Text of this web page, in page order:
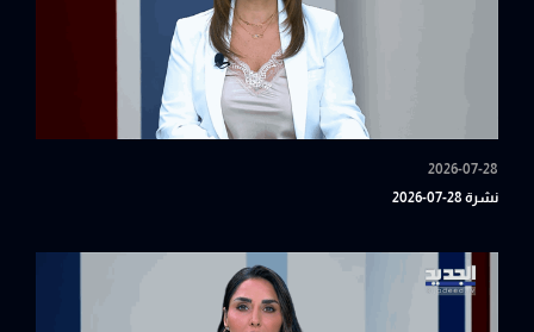
2026-07-28
نشرة 28-07-2026